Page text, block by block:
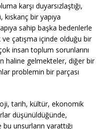
karşı duyarsızlaştığı,
bir yapıya
sahip başka bedenlerle
çatışma içinde olduğu bir
insan toplum sorunlarını
haline gelmekteler, diğer bir
problemin bir parçası
tarih, kültür, ekonomik
düşünüldüğünde,
unsurların yarattığı